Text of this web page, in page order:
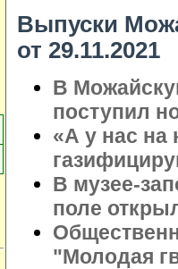
Выпуски
от 29.11.2021
В
поступил
«А у нас на
В музее-
поле
"Молодая